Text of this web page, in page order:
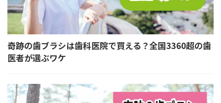
奇跡の歯ブラシは歯科医院で買える？全国3360超の歯
医者が選ぶワケ